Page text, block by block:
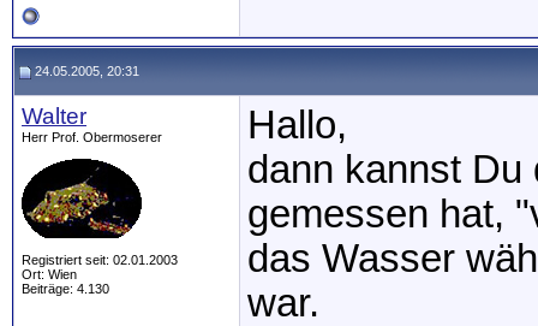
24.05.2005, 20:31
Walter
Herr Prof. Obermoserer
Registriert seit: 02.01.2003
Ort: Wien
Beiträge: 4.130
Hallo,
dann kannst Du
gemessen hat,
das Wasser
war.